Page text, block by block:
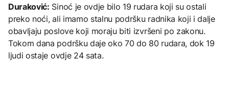
Duraković: Sinoć je ovdje bilo 19 rudara koji su ostali
preko noći, ali imamo stalnu podršku radnika koji i dalje
obavljaju poslove koji moraju biti izvršeni po zakonu.
Tokom dana podršku daje oko 70 do 80 rudara, dok 19
ljudi ostaje ovdje 24 sata.